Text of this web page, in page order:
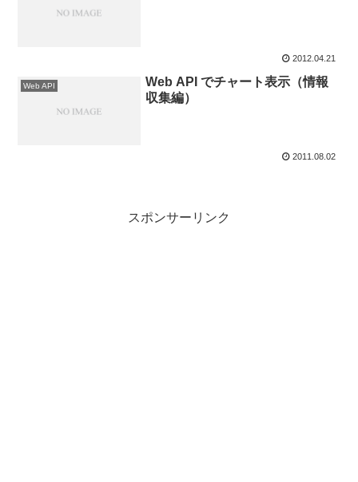
2012.04.21
Web API
Web API でチャート表示（情報
収集編）
2011.08.02
スポンサーリンク